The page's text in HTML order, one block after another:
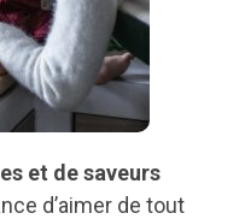
et de saveurs
d’aimer de tout